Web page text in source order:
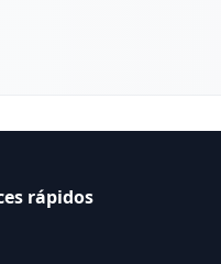
rápidos